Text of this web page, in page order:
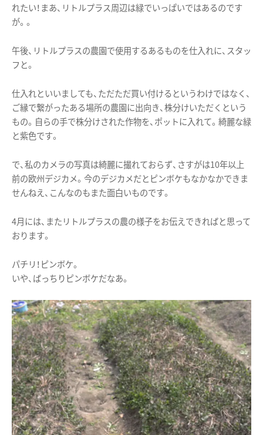
れたい！まあ、リトルプラス周辺は緑でいっぱいではあるのです
が。。
午後、リトルプラスの農園で使用するあるものを仕入れに、スタッ
フと。
仕入れといいましても、ただただ買い付けるというわけではなく、
ご縁で繋がったある場所の農園に出向き、株分けいただくという
もの。自らの手で株分けされた作物を、ポットに入れて。綺麗な緑
と紫色です。
で、私のカメラの写真は綺麗に撮れておらず、さすがは10年以上
前の欧州デジカメ。今のデジカメだとピンボケもなかなかできま
せんねえ、こんなのもまた面白いものです。
4月には、またリトルプラスの農の様子をお伝えできればと思って
おります。
パチリ！ピンボケ。
いや、ばっちりピンボケだなあ。